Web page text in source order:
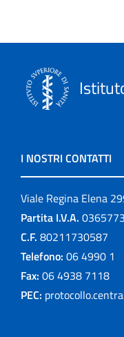
I NOSTRI CONTATTI
Viale Regina Elena
Partita I.V.A.
C.F. 80211730587
Telefono: 06 4990 1
Fax: 06 4938 7118
PEC: